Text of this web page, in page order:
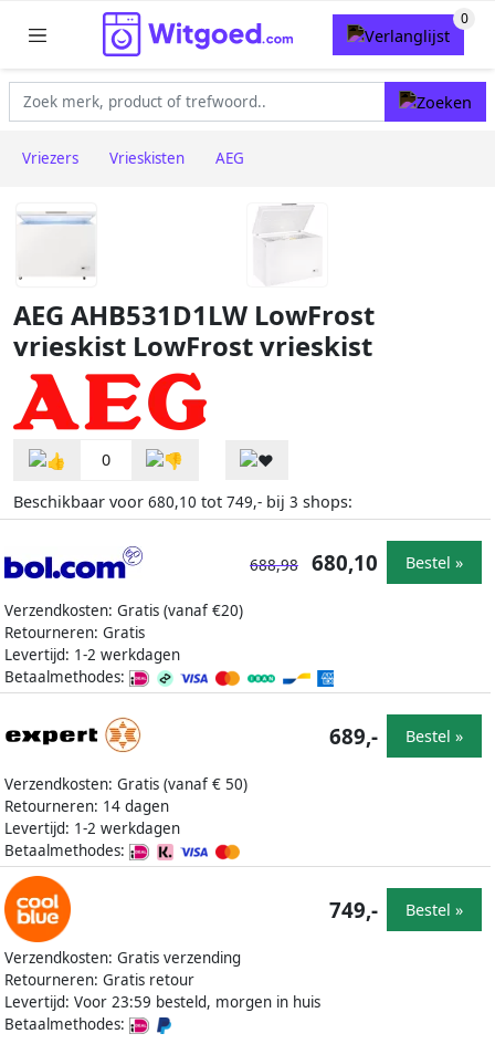
Vriezers Vrieskisten AEG
AEG AHB531D1LW LowFrost
vrieskist LowFrost vrieskist
0
Beschikbaar voor 680,10 tot 749,- bij 3 shops:
Verzendkosten: Gratis (vanaf €20)
Retourneren: Gratis
Levertijd: 1-2 werkdagen
Betaalmethodes:
688,98 680,10 Bestel »
Verzendkosten: Gratis (vanaf € 50)
Retourneren: 14 dagen
Levertijd: 1-2 werkdagen
Betaalmethodes:
689,- Bestel »
Verzendkosten: Gratis verzending
Retourneren: Gratis retour
Levertijd: Voor 23:59 besteld, morgen in huis
Betaalmethodes:
749,- Bestel »